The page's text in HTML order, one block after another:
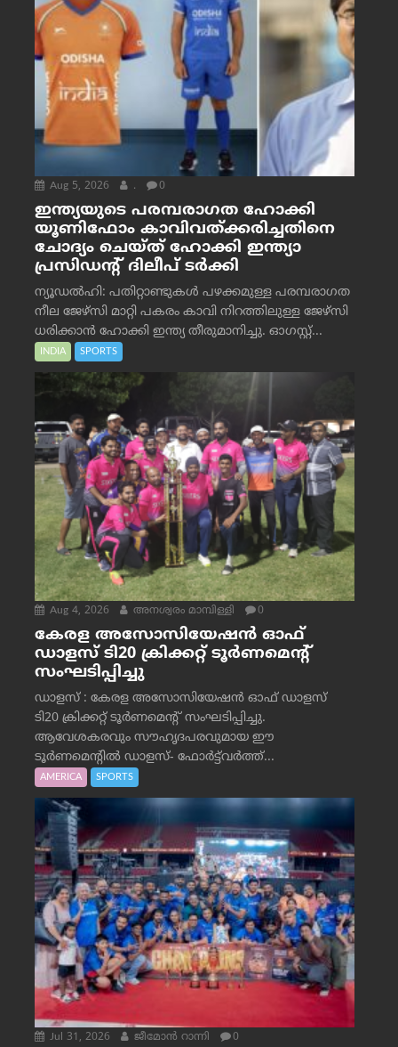
Aug 5, 2026 . 0
ഇന്ത്യയുടെ പരമ്പരാഗത ഹോക്കി
യൂണിഫോം കാവിവത്ക്കരിച്ചതിനെ
ചോദ്യം ചെയ്ത് ഹോക്കി ഇന്ത്യാ
പ്രസിഡന്റ് ദിലീപ് ടര്‍ക്കി
ന്യൂഡൽഹി: പതിറ്റാണ്ടുകൾ പഴക്കമുള്ള പരമ്പരാഗത
നീല ജേഴ്‌സി മാറ്റി പകരം കാവി നിറത്തിലുള്ള ജേഴ്‌സി
ധരിക്കാൻ ഹോക്കി ഇന്ത്യ തീരുമാനിച്ചു. ഓഗസ്റ്റ്...
INDIA SPORTS
Aug 4, 2026 അനശ്വരം മാമ്പിള്ളി 0
കേരള അസോസിയേഷൻ ഓഫ്
ഡാളസ് ടി20 ക്രിക്കറ്റ് ടൂർണമെന്റ്
സംഘടിപ്പിച്ചു
ഡാളസ് : കേരള അസോസിയേഷൻ ഓഫ് ഡാളസ്
ടി20 ക്രിക്കറ്റ് ടൂർണമെന്റ് സംഘടിപ്പിച്ചു.
ആവേശകരവും സൗഹൃദപരവുമായ ഈ
ടൂർണമെന്റിൽ ഡാളസ്- ഫോർട്ട്‌വര്‍ത്ത്...
AMERICA SPORTS
Jul 31, 2026 ജീമോന്‍ റാന്നി 0